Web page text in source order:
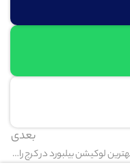
بعدی
چطور بهترین لوکیشن بیلبورد در کرج را انتخاب کنیم؟